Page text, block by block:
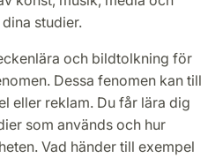
studier.
och bildtolkning för
Dessa fenomen kan till
eller reklam. Du får lära dig
som används och hur
Vad händer till exempel